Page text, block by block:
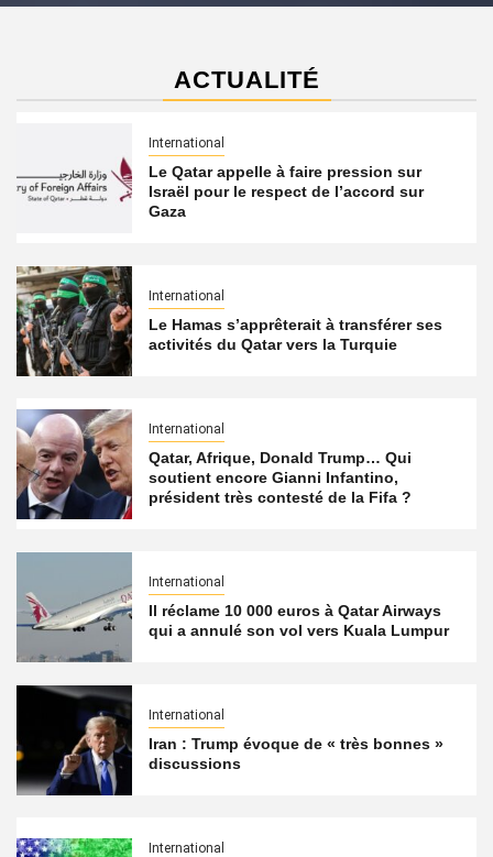
ACTUALITÉ
International
Le Qatar appelle à faire pression sur
Israël pour le respect de l’accord sur
Gaza
International
Le Hamas s’apprêterait à transférer ses
activités du Qatar vers la Turquie
International
Qatar, Afrique, Donald Trump… Qui
soutient encore Gianni Infantino,
président très contesté de la Fifa ?
International
Il réclame 10 000 euros à Qatar Airways
qui a annulé son vol vers Kuala Lumpur
International
Iran : Trump évoque de « très bonnes »
discussions
International